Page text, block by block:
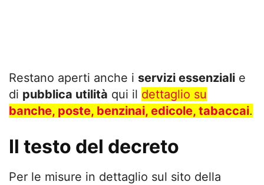
Restano aperti anche i servizi essenziali e
di pubblica utilità qui il dettaglio su
banche, poste, benzinai, edicole, tabaccai.
Il testo del decreto
Per le misure in dettaglio sul sito della